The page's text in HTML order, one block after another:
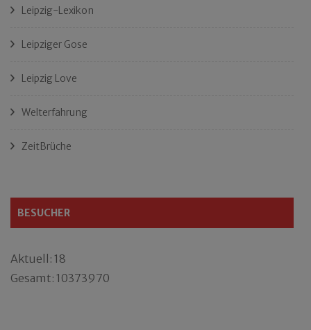
Leipzig-Lexikon
Leipziger Gose
Leipzig Love
Welterfahrung
ZeitBrüche
BESUCHER
Aktuell: 18
Gesamt: 10373970